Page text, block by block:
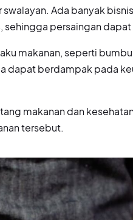
Ada banyak
sehingga persaingan
makanan, seperti
berdampak pada
makanan dan
tersebut.